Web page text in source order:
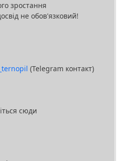
зростання
не обов'язковий!
(Telegram контакт)
сюди